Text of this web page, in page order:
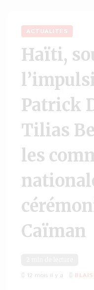
ACTUALITÉS
Haïti,
Patrick
Tilias
les
Caïman
12 mois il y a